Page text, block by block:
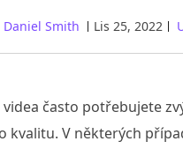
Daniel Smith Lis 25, 2022
často potřebujete
kvalitu. V některých